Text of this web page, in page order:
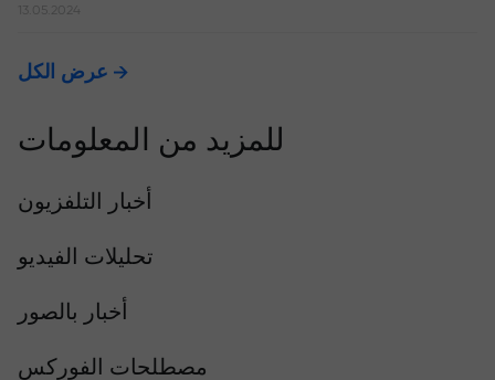
13.05.2024
عرض الكل
للمزيد من المعلومات
أخبار التلفزيون
تحليلات الفيديو
أخبار بالصور
مصطلحات الفوركس